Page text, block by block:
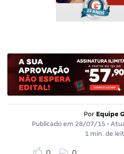
Por Equipe
Publicado em 28/07/15 •
1 min. de